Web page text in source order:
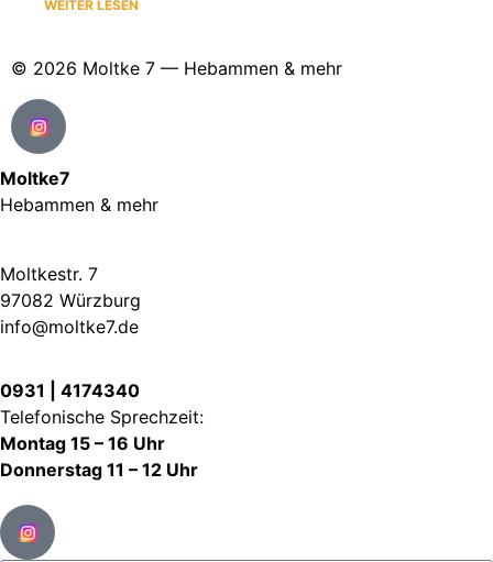
WEITER LESEN
© 2026 Moltke 7 — Hebammen & mehr
Moltke7
Hebammen & mehr
Moltkestr. 7
97082 Würzburg
info@moltke7.de
0931 | 4174340
Telefonische Sprechzeit:
Montag 15 – 16 Uhr
Donnerstag 11 – 12 Uhr